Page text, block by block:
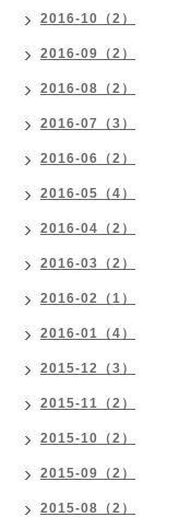
2016-10（2）
2016-09（2）
2016-08（2）
2016-07（3）
2016-06（2）
2016-05（4）
2016-04（2）
2016-03（2）
2016-02（1）
2016-01（4）
2015-12（3）
2015-11（2）
2015-10（2）
2015-09（2）
2015-08（2）